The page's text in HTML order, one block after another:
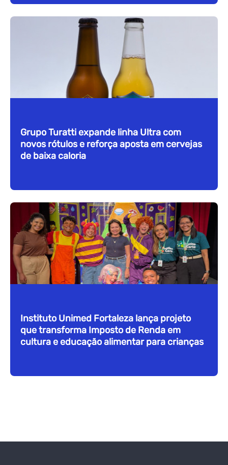
Grupo Turatti expande linha Ultra com
novos rótulos e reforça aposta em cervejas
de baixa caloria
Instituto Unimed Fortaleza lança projeto
que transforma Imposto de Renda em
cultura e educação alimentar para crianças